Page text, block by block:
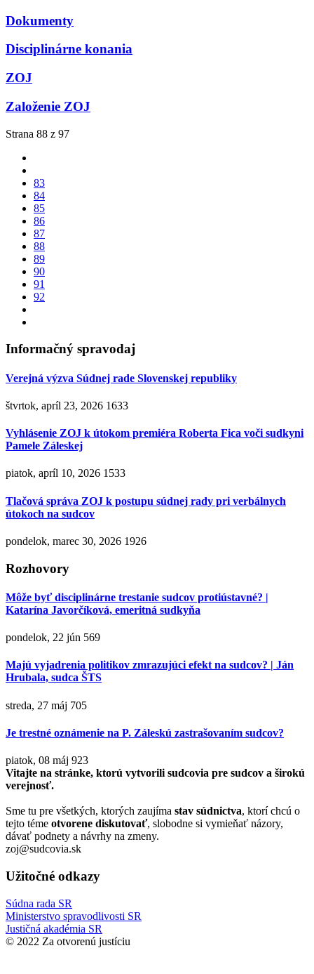
Dokumenty
Disciplinárne konania
ZOJ
Založenie ZOJ
Strana 88 z 97
83
84
85
86
87
88
89
90
91
92
Informačný spravodaj
Verejná výzva Súdnej rade Slovenskej republiky
štvrtok, apríl 23, 2026 1633
Vyhlásenie ZOJ k útokom premiéra Roberta Fica voči sudkyni
Pamele Záleskej
piatok, apríl 10, 2026 1533
Tlačová správa ZOJ k postupu súdnej rady pri verbálnych
útokoch na sudcov
pondelok, marec 30, 2026 1926
Rozhovory
Môže byť disciplinárne trestanie sudcov protiústavné? |
Katarína Javorčíková, emeritná sudkyňa
pondelok, 22 jún 569
Majú vyjadrenia politikov zmrazujúci efekt na sudcov? | Ján
Hrubala, sudca ŠTS
streda, 27 máj 705
Je trestné oznámenie na P. Záleskú zastrašovaním sudcov?
piatok, 08 máj 923
Vitajte na stránke, ktorú vytvorili sudcovia pre sudcov a širokú
verejnosť.
Sme tu pre všetkých, ktorých zaujíma stav súdnictva, ktorí chcú o
tejto téme otvorene diskutovať, slobodne si vymieňať názory,
dávať podnety a návrhy na zmeny.
zoj@sudcovia.sk
Užitočné odkazy
Súdna rada SR
Ministerstvo spravodlivosti SR
Justičná akadémia SR
© 2022 Za otvorenú justíciu